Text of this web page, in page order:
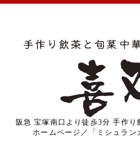
阪急 宝塚南口より徒歩3分 手作
ホームページ／「ミシュラ